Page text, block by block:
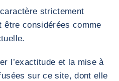
strictement
être considérées comme
l’exactitude et la mise à
sur ce site, dont elle